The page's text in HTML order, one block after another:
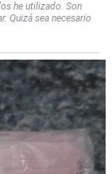
he utilizado. Son
Quizá sea necesario